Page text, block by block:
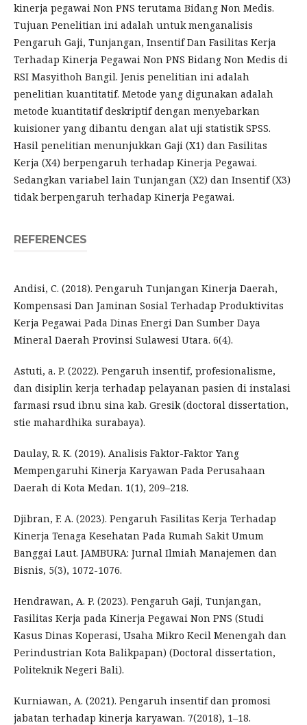
kinerja pegawai Non PNS terutama Bidang Non Medis.
Tujuan Penelitian ini adalah untuk menganalisis
Pengaruh Gaji, Tunjangan, Insentif Dan Fasilitas Kerja
Terhadap Kinerja Pegawai Non PNS Bidang Non Medis di
RSI Masyithoh Bangil. Jenis penelitian ini adalah
penelitian kuantitatif. Metode yang digunakan adalah
metode kuantitatif deskriptif dengan menyebarkan
kuisioner yang dibantu dengan alat uji statistik SPSS.
Hasil penelitian menunjukkan Gaji (X1) dan Fasilitas
Kerja (X4) berpengaruh terhadap Kinerja Pegawai.
Sedangkan variabel lain Tunjangan (X2) dan Insentif (X3)
tidak berpengaruh terhadap Kinerja Pegawai.
REFERENCES
Andisi, C. (2018). Pengaruh Tunjangan Kinerja Daerah,
Kompensasi Dan Jaminan Sosial Terhadap Produktivitas
Kerja Pegawai Pada Dinas Energi Dan Sumber Daya
Mineral Daerah Provinsi Sulawesi Utara. 6(4).
Astuti, a. P. (2022). Pengaruh insentif, profesionalisme,
dan disiplin kerja terhadap pelayanan pasien di instalasi
farmasi rsud ibnu sina kab. Gresik (doctoral dissertation,
stie mahardhika surabaya).
Daulay, R. K. (2019). Analisis Faktor-Faktor Yang
Mempengaruhi Kinerja Karyawan Pada Perusahaan
Daerah di Kota Medan. 1(1), 209–218.
Djibran, F. A. (2023). Pengaruh Fasilitas Kerja Terhadap
Kinerja Tenaga Kesehatan Pada Rumah Sakit Umum
Banggai Laut. JAMBURA: Jurnal Ilmiah Manajemen dan
Bisnis, 5(3), 1072-1076.
Hendrawan, A. P. (2023). Pengaruh Gaji, Tunjangan,
Fasilitas Kerja pada Kinerja Pegawai Non PNS (Studi
Kasus Dinas Koperasi, Usaha Mikro Kecil Menengah dan
Perindustrian Kota Balikpapan) (Doctoral dissertation,
Politeknik Negeri Bali).
Kurniawan, A. (2021). Pengaruh insentif dan promosi
jabatan terhadap kinerja karyawan. 7(2018), 1–18.